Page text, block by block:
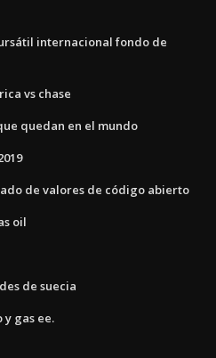
internacional fondo de
vs chase
quedan en el mundo
de valores de código abierto
oil
de suecia
gas ee.